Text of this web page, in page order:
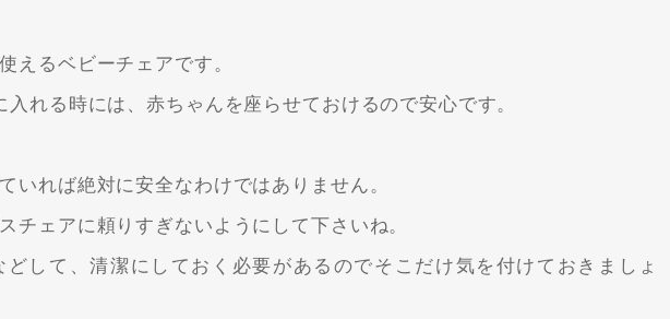
えるベビーチェアです。
れる時には、赤ちゃんを座らせておけるので安心です。
いれば絶対に安全なわけではありません。
チェアに頼りすぎないようにして下さいね。
して、清潔にしておく必要があるのでそこだけ気を付けておきましょ